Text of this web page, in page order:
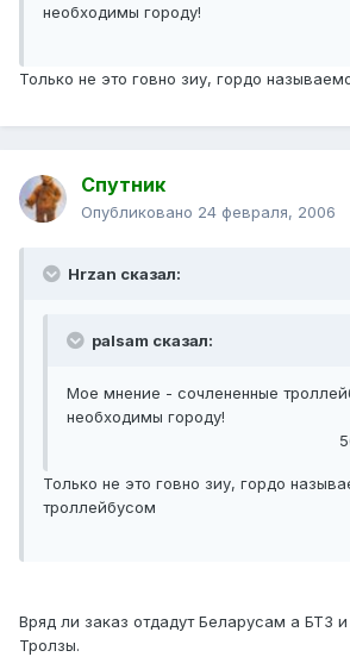
необходимы городу!
Только не это говно зиу, гордо
Спутник
Опубликовано 24 февраля, 2006
Hrzan сказал:
palsam сказал:
Мое мнение - сочлененные
необходимы городу!
Только не это говно зиу, гордо
троллейбусом
Вряд ли заказ отдадут Беларусам а БТЗ
Тролзы.